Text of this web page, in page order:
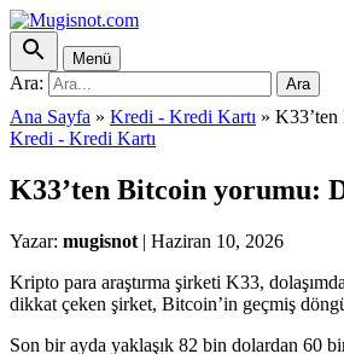
Menü
Ara: Ara
Ana Sayfa » Kredi - Kredi Kartı » K33’ten
Kredi - Kredi Kartı
K33’ten Bitcoin yorumu:
Yazar: mugisnot | Haziran 10, 2026
Kripto para araştırma şirketi K33,
dikkat çeken şirket, Bitcoin’in geçmiş
Son bir ayda yaklaşık 82 bin dolardan 60